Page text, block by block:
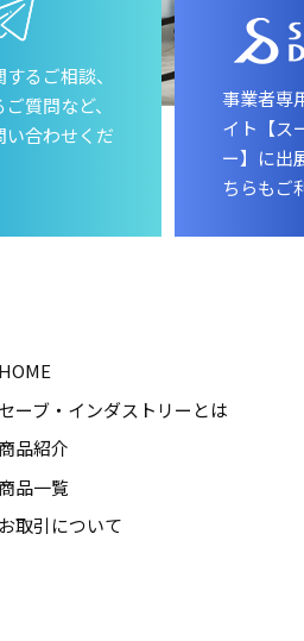
るご相談、
質問など、
い合わせくだ
事業者専
イト【ス
ー】に出
ちらもご
HOME
セーブ・インダストリーとは
商品紹介
商品一覧
お取引について